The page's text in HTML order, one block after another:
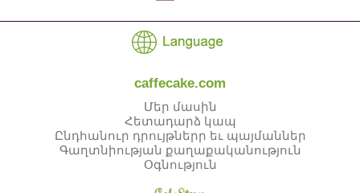
caffecake.com
Մեր մասին
Հետադարձ կապ
Ընդհանուր դրույթներր եւ պայմաններ
Գաղտնիության քաղաքականություն
Օգնություն